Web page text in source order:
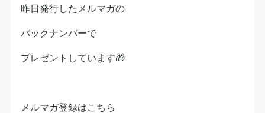
昨日発行したメルマガの
バックナンバーで
プレゼントしています🎁
メルマガ登録はこちら